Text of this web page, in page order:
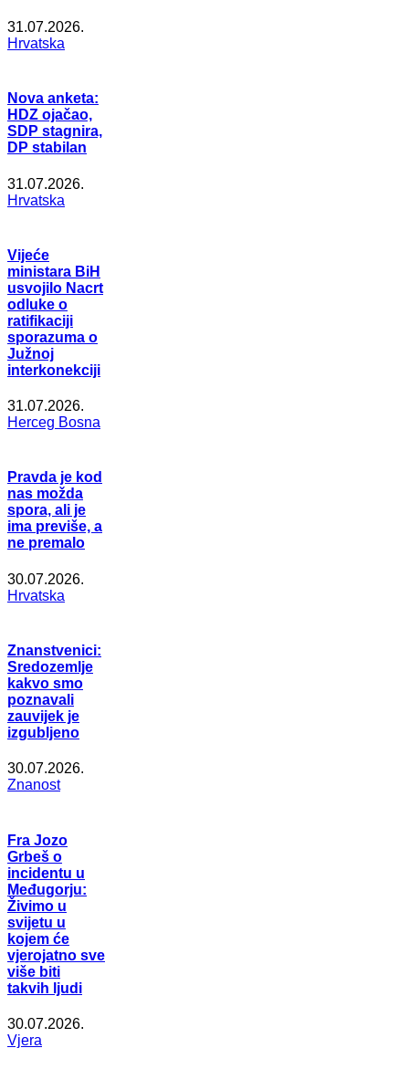
31.07.2026.
Hrvatska
Nova anketa:
HDZ ojačao,
SDP stagnira,
DP stabilan
31.07.2026.
Hrvatska
Vijeće
ministara BiH
usvojilo Nacrt
odluke o
ratifikaciji
sporazuma o
Južnoj
interkonekciji
31.07.2026.
Herceg Bosna
Pravda je kod
nas možda
spora, ali je
ima previše, a
ne premalo
30.07.2026.
Hrvatska
Znanstvenici:
Sredozemlje
kakvo smo
poznavali
zauvijek je
izgubljeno
30.07.2026.
Znanost
Fra Jozo
Grbeš o
incidentu u
Međugorju:
Živimo u
svijetu u
kojem će
vjerojatno sve
više biti
takvih ljudi
30.07.2026.
Vjera